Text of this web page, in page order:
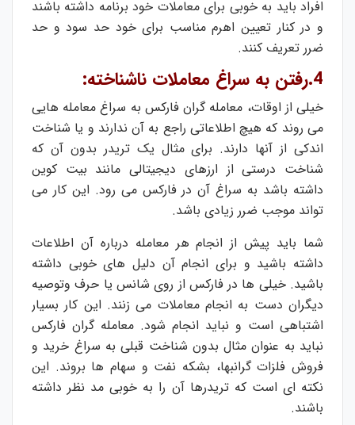
افراد باید به خوبی برای معاملات خود برنامه داشته باشند
و در کنار تعیین اهرم مناسب برای خود حد سود و حد
ضرر تعریف کنند.
4.رفتن به سراغ معاملات ناشناخته:
خیلی از اوقات، معامله گران فارکس به سراغ معامله هایی
می روند که هیچ اطلاعاتی راجع به آن ندارند و یا شناخت
اندکی از آنها دارند. برای مثال یک تریدر بدون آن که
شناخت درستی از ارزهای دیجیتالی مانند بیت کوین
داشته باشد به سراغ آن در فارکس می رود. این کار می
تواند موجب ضرر زیادی باشد.
شما باید پیش از انجام هر معامله درباره آن اطلاعات
داشته باشید و برای انجام آن دلیل های خوبی داشته
باشید. خیلی ها در فارکس از روی شانس یا حرف وتوصیه
دیگران دست به انجام معاملات می زنند. این کار بسیار
اشتباهی است و نباید انجام شود. معامله گران فارکس
نباید به عنوان مثال بدون شناخت قبلی به سراغ خرید و
فروش فلزات گرانبها، بشکه نفت و سهام ها بروند. این
نکته ای است که تریدرها آن را به خوبی مد نظر داشته
باشند.